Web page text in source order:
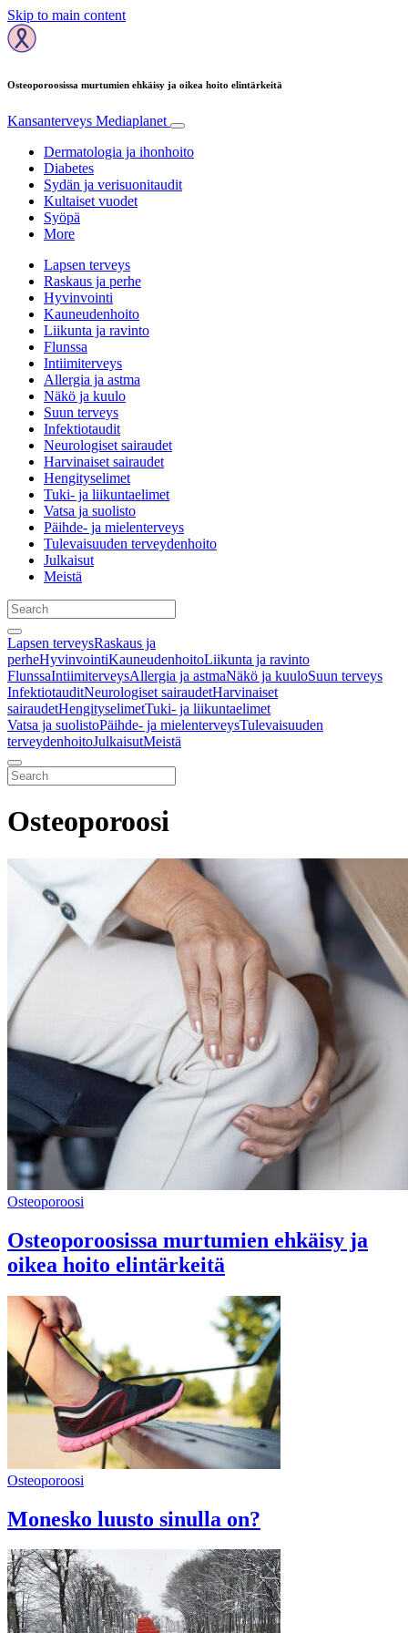
Skip to main content
Osteoporoosissa murtumien ehkäisy ja oikea hoito elintärkeitä
Kansanterveys Mediaplanet
Dermatologia ja ihonhoito
Diabetes
Sydän ja verisuonitaudit
Kultaiset vuodet
Syöpä
More
Lapsen terveys
Raskaus ja perhe
Hyvinvointi
Kauneudenhoito
Liikunta ja ravinto
Flunssa
Intiimiterveys
Allergia ja astma
Näkö ja kuulo
Suun terveys
Infektiotaudit
Neurologiset sairaudet
Harvinaiset sairaudet
Hengityselimet
Tuki- ja liikuntaelimet
Vatsa ja suolisto
Päihde- ja mielenterveys
Tulevaisuuden terveydenhoito
Julkaisut
Meistä
Lapsen terveysRaskaus ja
perheHyvinvointiKauneudenhoitoLiikunta ja ravinto
FlunssaIntiimiterveysAllergia ja astmaNäkö ja kuuloSuun terveys
InfektiotauditNeurologiset sairaudetHarvinaiset
sairaudetHengityselimetTuki- ja liikuntaelimet
Vatsa ja suolistoPäihde- ja mielenterveysTulevaisuuden
terveydenhoitoJulkaisutMeistä
Osteoporoosi
Osteoporoosi
Osteoporoosissa murtumien ehkäisy ja
oikea hoito elintärkeitä
Osteoporoosi
Monesko luusto sinulla on?